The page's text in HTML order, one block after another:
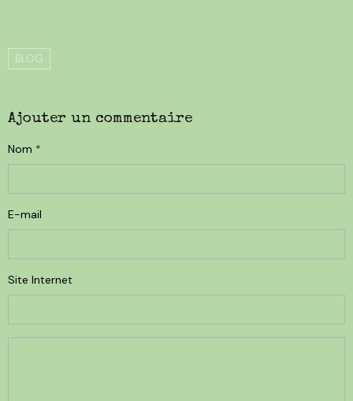
BLOG
Ajouter un commentaire
Nom
E-mail
Site Internet